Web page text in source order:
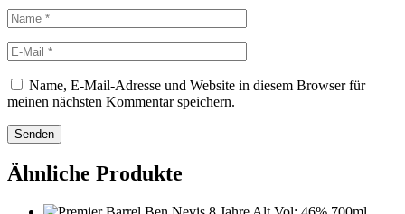
Name, E-Mail-Adresse und Website in diesem Browser für
meinen nächsten Kommentar speichern.
Senden
Ähnliche Produkte